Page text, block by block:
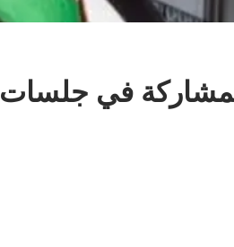
للمشاركة في جلسات